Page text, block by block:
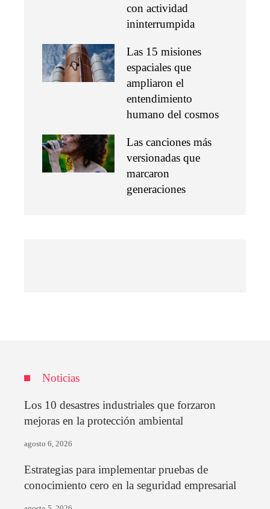
con actividad
ininterrumpida
Las 15 misiones
espaciales que
ampliaron el
entendimiento
humano del cosmos
Las canciones más
versionadas que
marcaron
generaciones
Noticias
Los 10 desastres industriales que forzaron
mejoras en la protección ambiental
agosto 6, 2026
Estrategias para implementar pruebas de
conocimiento cero en la seguridad empresarial